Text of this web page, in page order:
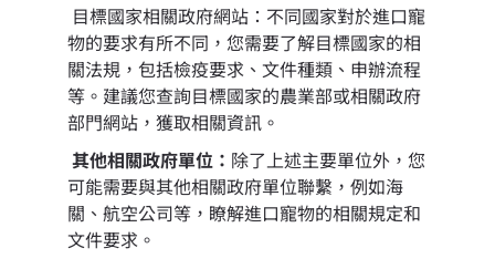
目標國家相關政府網站：不同國家對於進口寵
物的要求有所不同，您需要了解目標國家的相
關法規，包括檢疫要求、文件種類、申辦流程
等。建議您查詢目標國家的農業部或相關政府
部門網站，獲取相關資訊。
其他相關政府單位： 除了上述主要單位外，您
可能需要與其他相關政府單位聯繫，例如海
關、航空公司等，瞭解進口寵物的相關規定和
文件要求。